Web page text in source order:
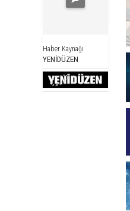
Haber Kaynağı
YENİDÜZEN